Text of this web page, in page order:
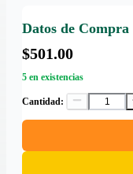
Datos de Compra
$501.00
5 en existencias
Cantidad: